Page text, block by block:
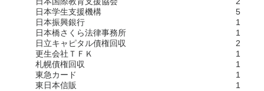
日本学生支援機構
5
日本振興銀行
1
日本橋さくら法律事務所
1
日立キャピタル債権回収
2
更生会社ＴＦＫ
1
札幌債権回収
1
東急カード
1
東日本信販
1